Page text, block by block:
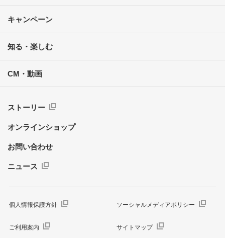
キャンペーン
知る・楽しむ
CM・動画
ストーリー
オンラインショップ
お問い合わせ
ニュース
個人情報保護方針 ソーシャルメディアポリシー
ご利用案内 サイトマップ